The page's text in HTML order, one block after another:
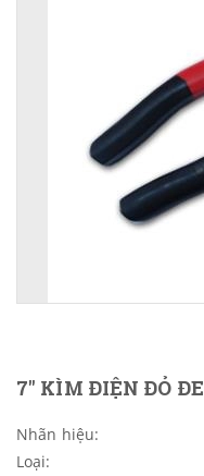
7" KÌM ĐIỆN ĐỎ
Nhãn hiệu:
Loại: